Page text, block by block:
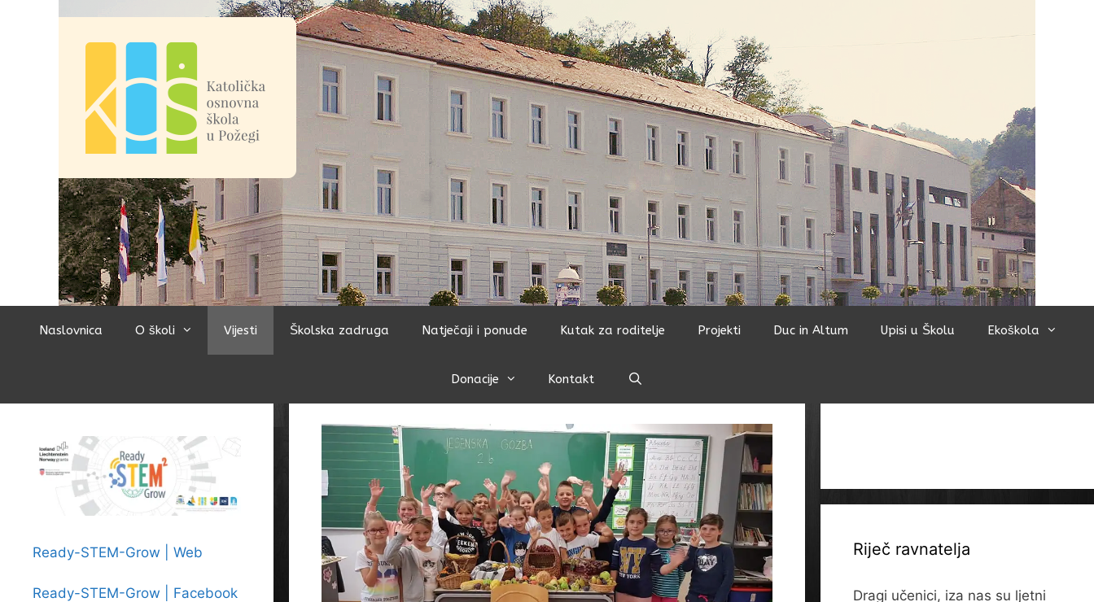
Naslovnica O školi Vijesti Školska zadruga Natječaji i ponude Kutak za roditelje Projekti Duc in Altum Upisi u Školu Ekoškola
Donacije Kontakt
Ready-STEM-Grow | Web
Ready-STEM-Grow | Facebook
Riječ ravnatelja
Dragi učenici, iza nas su ljetni